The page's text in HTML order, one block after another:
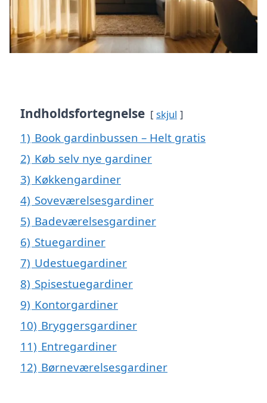
Indholdsfortegnelse skjul
1) Book gardinbussen – Helt gratis
2) Køb selv nye gardiner
3) Køkkengardiner
4) Soveværelsesgardiner
5) Badeværelsesgardiner
6) Stuegardiner
7) Udestuegardiner
8) Spisestuegardiner
9) Kontorgardiner
10) Bryggersgardiner
11) Entregardiner
12) Børneværelsesgardiner